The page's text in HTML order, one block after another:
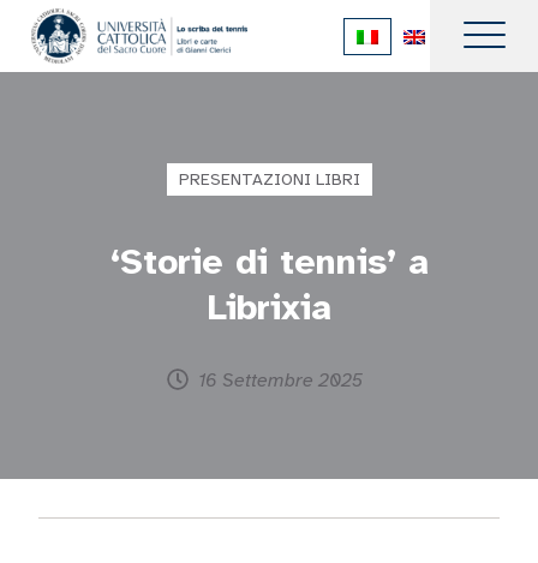
PRESENTAZIONI LIBRI
‘Storie di tennis’ a
Librixia
16 Settembre 2025